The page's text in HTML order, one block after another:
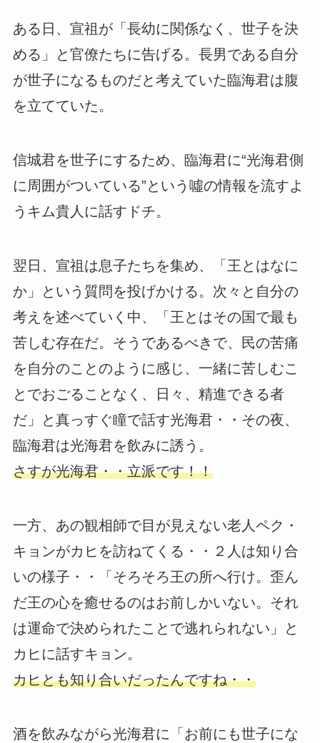
ある日、宣祖が「長幼に関係なく、世子を決
める」と官僚たちに告げる。長男である自分
が世子になるものだと考えていた臨海君は腹
を立てていた。
信城君を世子にするため、臨海君に“光海君側
に周囲がついている”という噓の情報を流すよ
うキム貴人に話すドチ。
翌日、宣祖は息子たちを集め、「王とはなに
か」という質問を投げかける。次々と自分の
考えを述べていく中、「王とはその国で最も
苦しむ存在だ。そうであるべきで、民の苦痛
を自分のことのように感じ、一緒に苦しむこ
とでおごることなく、日々、精進できる者
だ」と真っすぐ瞳で話す光海君・・その夜、
臨海君は光海君を飲みに誘う。
さすが光海君・・立派です！！
一方、あの観相師で目が見えない老人ペク・
キョンがカヒを訪ねてくる・・２人は知り合
いの様子・・「そろそろ王の所へ行け。歪ん
だ王の心を癒せるのはお前しかいない。それ
は運命で決められたことで逃れられない」と
カヒに話すキョン。
カヒとも知り合いだったんですね・・
酒を飲みながら光海君に「お前にも世子にな